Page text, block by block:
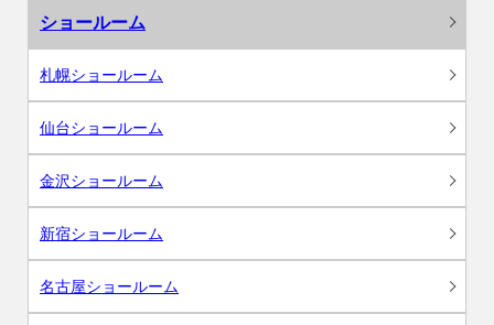
ショールーム
札幌ショールーム
仙台ショールーム
金沢ショールーム
新宿ショールーム
名古屋ショールーム